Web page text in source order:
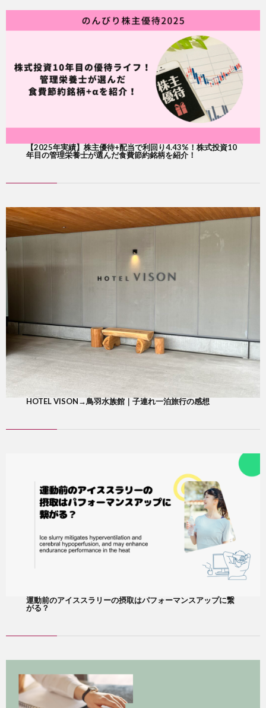
【2025年実績】株主優待+配当で利回り4.43%！株式投資10
年目の管理栄養士が選んだ食費節約銘柄を紹介！
HOTEL VISON→鳥羽水族館｜子連れ一泊旅行の感想
運動前のアイススラリーの摂取はパフォーマンスアップに繋
がる？